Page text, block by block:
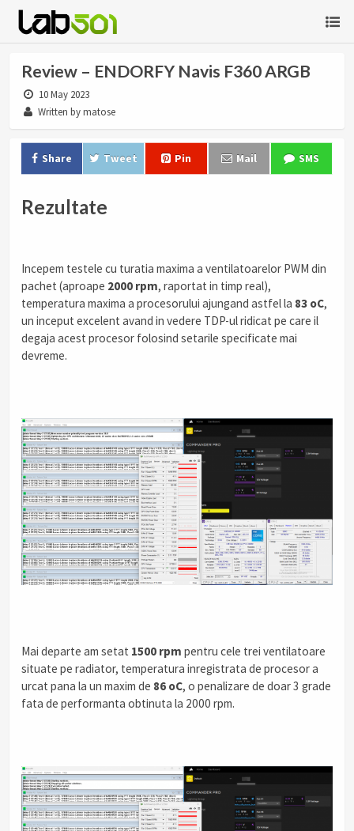
Review – ENDORFY Navis F360 ARGB
10 May 2023
Written by matose
Share Tweet Pin Mail SMS
Rezultate
Incepem testele cu turatia maxima a ventilatoarelor PWM din
pachet (aproape 2000 rpm, raportat in timp real),
temperatura maxima a procesorului ajungand astfel la 83 oC,
un inceput excelent avand in vedere TDP-ul ridicat pe care il
degaja acest procesor folosind setarile specificate mai
devreme.
Mai departe am setat 1500 rpm pentru cele trei ventilatoare
situate pe radiator, temperatura inregistrata de procesor a
urcat pana la un maxim de 86 oC, o penalizare de doar 3 grade
fata de performanta obtinuta la 2000 rpm.